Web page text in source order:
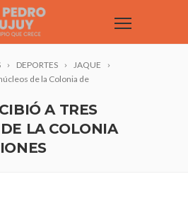
DEPORTES
JAQUE
de la Colonia de
A TRES
LA COLONIA